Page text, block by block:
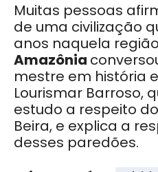
Muitas pessoas
de uma civilização
anos naquela
Amazônia
mestre em história
Lourismar Barroso,
estudo a respeito
Beira, e explica a
desses paredões.